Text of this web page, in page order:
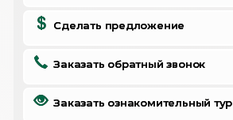
Сделать предложение
Заказать обратный звонок
Заказать ознакомительный тур